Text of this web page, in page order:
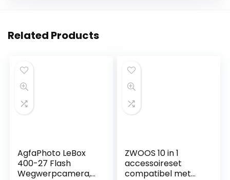
Related Products
AgfaPhoto LeBox
400-27 Flash
Wegwerpcamera,
ZWOOS 10 in 1
accessoireset
compatibel met